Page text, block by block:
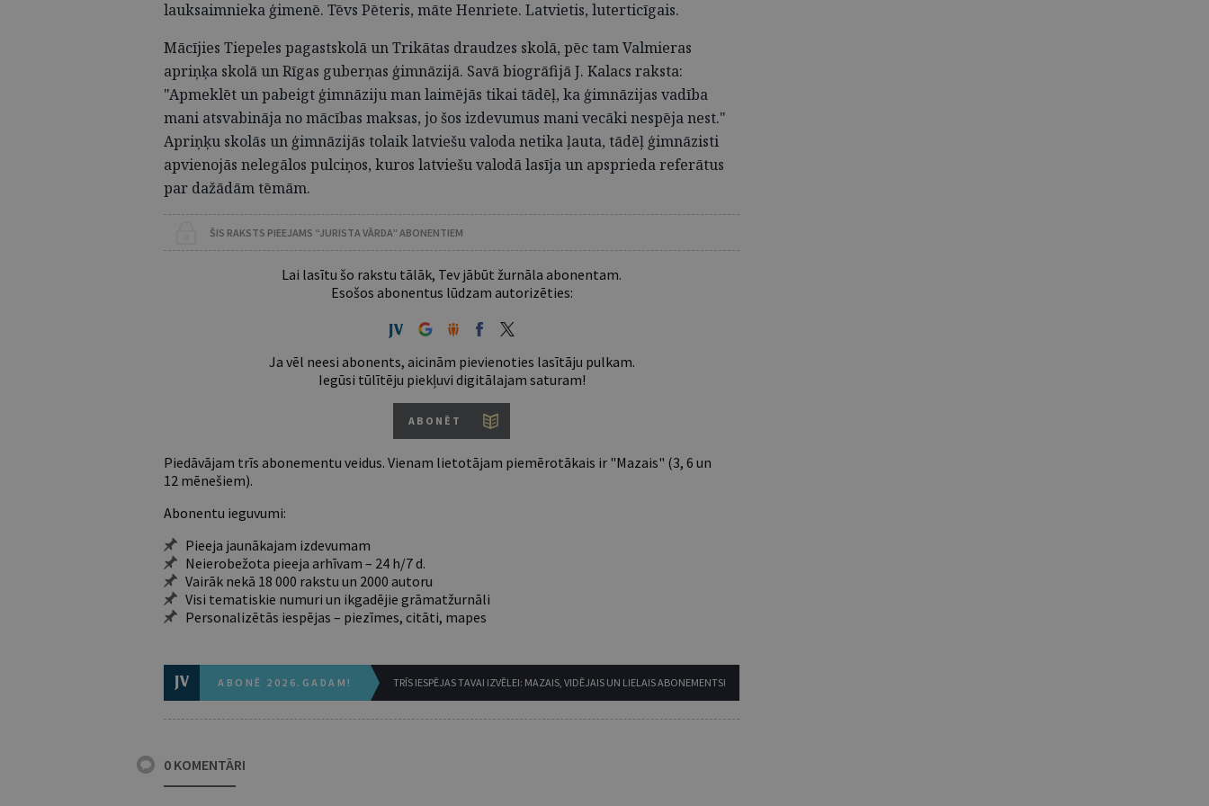
lauksaimnieka ģimenē. Tēvs Pēteris, māte Henriete. Latvietis, luterticīgais.
Mācījies Tiepeles pagastskolā un Trikātas draudzes skolā, pēc tam Valmieras
apriņķa skolā un Rīgas guberņas ģimnāzijā. Savā biogrāfijā J. Kalacs raksta:
"Apmeklēt un pabeigt ģimnāziju man laimējās tikai tādēļ, ka ģimnāzijas vadība
mani atsvabināja no mācības maksas, jo šos izdevumus mani vecāki nespēja nest."
Apriņķu skolās un ģimnāzijās tolaik latviešu valoda netika ļauta, tādēļ ģimnāzisti
apvienojās nelegālos pulciņos, kuros latviešu valodā lasīja un apsprieda referātus
par dažādām tēmām.
ŠIS RAKSTS PIEEJAMS “JURISTA VĀRDA” ABONENTIEM
Lai lasītu šo rakstu tālāk, Tev jābūt žurnāla abonentam.
Esošos abonentus lūdzam autorizēties:
Ja vēl neesi abonents, aicinām pievienoties lasītāju pulkam.
Iegūsi tūlītēju piekļuvi digitālajam saturam!
ABONĒT
Piedāvājam trīs abonementu veidus. Vienam lietotājam piemērotākais ir "Mazais" (3, 6 un
12 mēnešiem).
Abonentu ieguvumi:
Pieeja jaunākajam izdevumam
Neierobežota pieeja arhīvam – 24 h/7 d.
Vairāk nekā 18 000 rakstu un 2000 autoru
Visi tematiskie numuri un ikgadējie grāmatžurnāli
Personalizētās iespējas – piezīmes, citāti, mapes
ABONĒ 2026.GADAM! TRĪS IESPĒJAS TAVAI IZVĒLEI: MAZAIS, VIDĒJAIS UN LIELAIS ABONEMENTS!
0 KOMENTĀRI